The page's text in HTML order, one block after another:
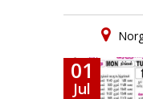
01
Jul